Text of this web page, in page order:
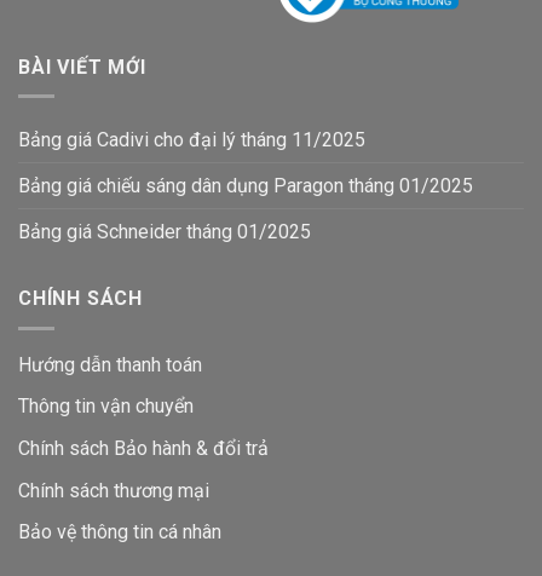
BÀI VIẾT MỚI
Bảng giá Cadivi cho đại lý tháng 11/2025
Bảng giá chiếu sáng dân dụng Paragon tháng 01/2025
Bảng giá Schneider tháng 01/2025
CHÍNH SÁCH
Hướng dẫn thanh toán
Thông tin vận chuyển
Chính sách Bảo hành & đổi trả
Chính sách thương mại
Bảo vệ thông tin cá nhân